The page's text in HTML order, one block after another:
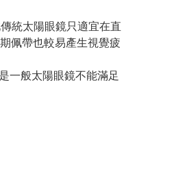
統太陽眼鏡只適宜在直
佩帶也較易產生視覺疲
一般太陽眼鏡不能滿足